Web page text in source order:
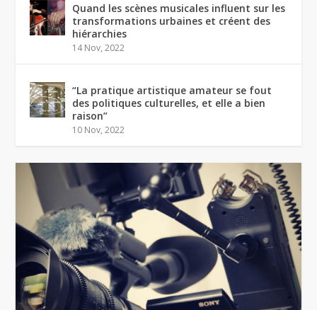
Quand les scènes musicales influent sur les
transformations urbaines et créent des
hiérarchies
14 Nov, 2022
“La pratique artistique amateur se fout
des politiques culturelles, et elle a bien
raison”
10 Nov, 2022